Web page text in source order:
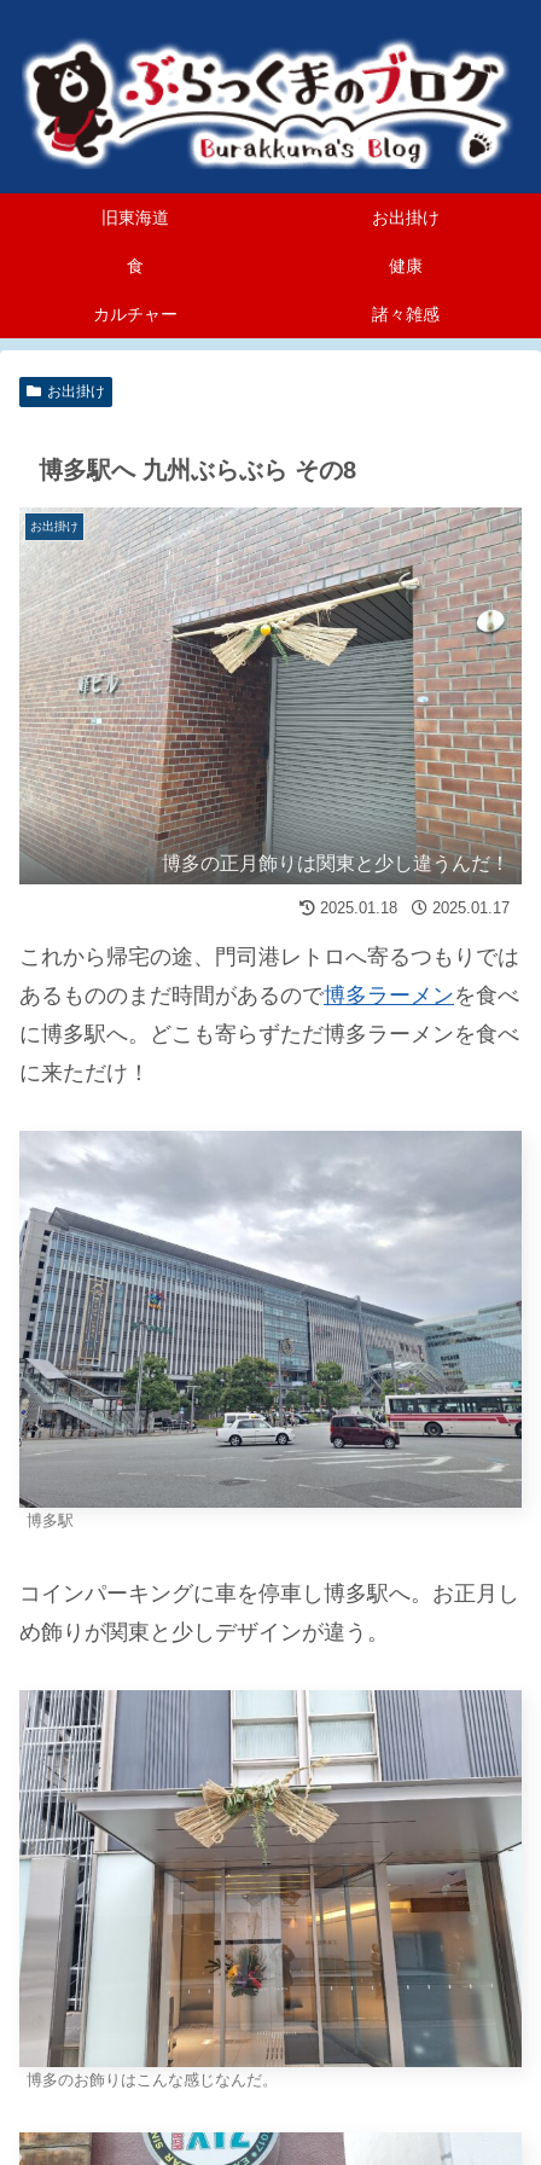
旧東海道 お出掛け
食 健康
カルチャー 諸々雑感
お出掛け
博多駅へ 九州ぶらぶら その8
お出掛け
博多の正月飾りは関東と少し違うんだ！
2025.01.18 2025.01.17
これから帰宅の途、門司港レトロへ寄るつもりでは
あるもののまだ時間があるので博多ラーメンを食べ
に博多駅へ。どこも寄らずただ博多ラーメンを食べ
に来ただけ！
博多駅
コインパーキングに車を停車し博多駅へ。お正月し
め飾りが関東と少しデザインが違う。
博多のお飾りはこんな感じなんだ。